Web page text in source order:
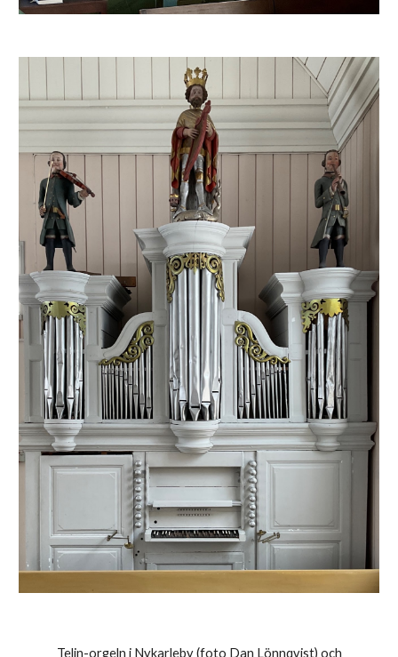
Telin-orgeln i Nykarleby (foto Dan Lönnqvist) och